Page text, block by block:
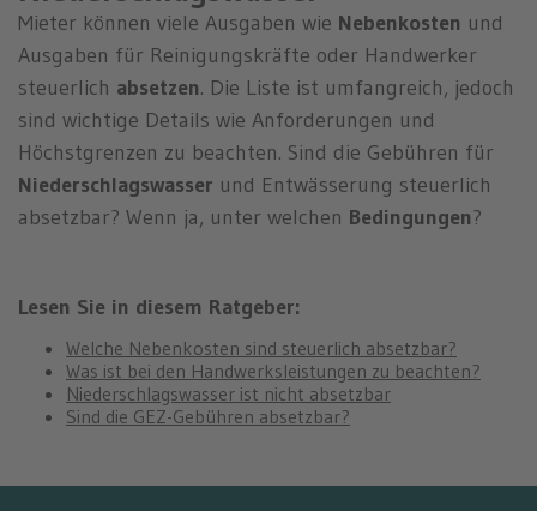
Mieter können viele Ausgaben wie Nebenkosten und
Ausgaben für Reinigungskräfte oder Handwerker
steuerlich absetzen. Die Liste ist umfangreich, jedoch
sind wichtige Details wie Anforderungen und
Höchstgrenzen zu beachten. Sind die Gebühren für
Niederschlagswasser und Entwässerung steuerlich
absetzbar? Wenn ja, unter welchen Bedingungen?
Lesen Sie in diesem Ratgeber:
Welche Nebenkosten sind steuerlich absetzbar?
Was ist bei den Handwerksleistungen zu beachten?
Niederschlagswasser ist nicht absetzbar
Sind die GEZ-Gebühren absetzbar?